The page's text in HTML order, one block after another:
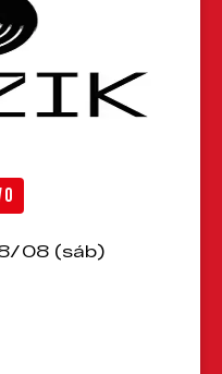
08 (sáb)